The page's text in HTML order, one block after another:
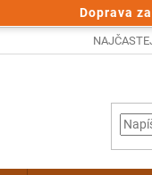
Doprava